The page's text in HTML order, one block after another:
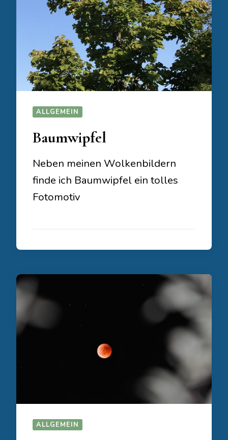
ALLGEMEIN
Baumwipfel
Neben meinen Wolkenbildern
finde ich Baumwipfel ein tolles
Fotomotiv
ALLGEMEIN